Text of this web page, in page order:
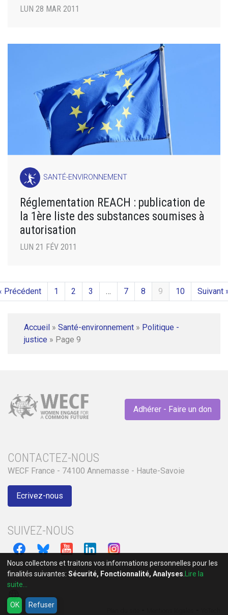
LUN 28 MAR 2011
SANTÉ-ENVIRONNEMENT
Réglementation REACH : publication de
la 1ère liste des substances soumises à
autorisation
LUN 21 FÉV 2011
Précédent 1 2 3 … 7 8 9 10 Suivant
Accueil » Santé-environnement » Politique -
justice » Page 9
Adhérer - Faire un don
CONTACTEZ-NOUS
WECF France - 74100 Annemasse - Haute-Savoie
Ecrivez-nous
SUIVEZ-NOUS
language
Nous collectons et traitons vos informations personnelles pour les
finalités suivantes: Sécurité, Fonctionnalité, Analyses
Lire la
suite...
OK Refuser